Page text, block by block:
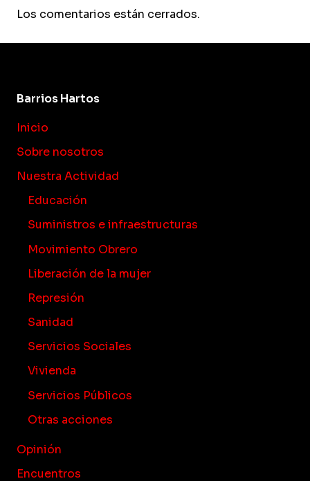
Los comentarios están cerrados.
Barrios Hartos
Inicio
Sobre nosotros
Nuestra Actividad
Educación
Suministros e infraestructuras
Movimiento Obrero
Liberación de la mujer
Represión
Sanidad
Servicios Sociales
Vivienda
Servicios Públicos
Otras acciones
Opinión
Encuentros